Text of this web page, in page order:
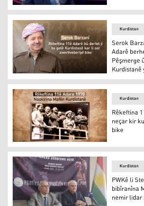
Mustafa Ozçelîk: Peymana 11ê
Serok Barzanî: Rêkeftina 11ê
Kurdistan
Serok
Adarê
Pêşmerge
Kurdistanê
Rêkeftina 11ê Adara 1970ê Bexda
Kurdistan
Rêkeftina
neçar kir
bike
Kurdistan
PWKê li
bibîranîna
nemir lidar